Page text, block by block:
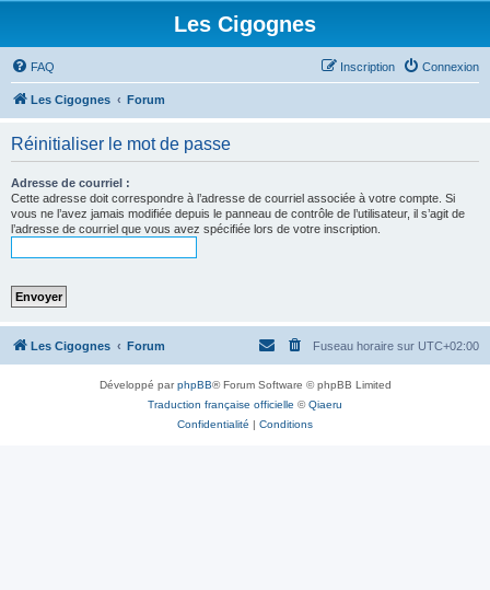
Les Cigognes
FAQ Connexion
Inscription
Les Cigognes Forum
Réinitialiser le mot de passe
Adresse de courriel :
Cette adresse doit correspondre à l’adresse de courriel associée à votre compte. Si
vous ne l’avez jamais modifiée depuis le panneau de contrôle de l’utilisateur, il s’agit de
l’adresse de courriel que vous avez spécifiée lors de votre inscription.
Les Cigognes Forum Fuseau horaire sur UTC+02:00
Développé parphpBB® Forum Software © phpBB Limited
Traduction française officielle ©Qiaeru
Confidentialité | Conditions